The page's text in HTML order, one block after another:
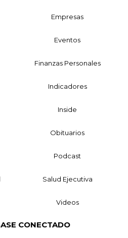
Empresas
Eventos
Finanzas Personales
Indicadores
Inside
Obituarios
Podcast
Salud Ejecutiva
Videos
CONECTADO